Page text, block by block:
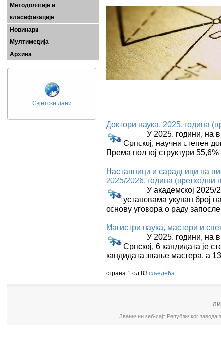
Методологије и
класификације
Новинари
Мултимедија
Архива
Свјетски дани
Доктори наука, 2025. година
У 2025. години, на
Српској, научни степен
Према полној структури
Наставници и сарадници на
2025/2026. година (претходни
У академској 2025/
установама укупан број
основу уговора о раду
Магистри наука, мастери и
У 2025. години, на
Српској, 6 кандидата је
кандидата звање мастера, а
страна 1 од 83 сљедећа
Званични веб-сајт Републичког